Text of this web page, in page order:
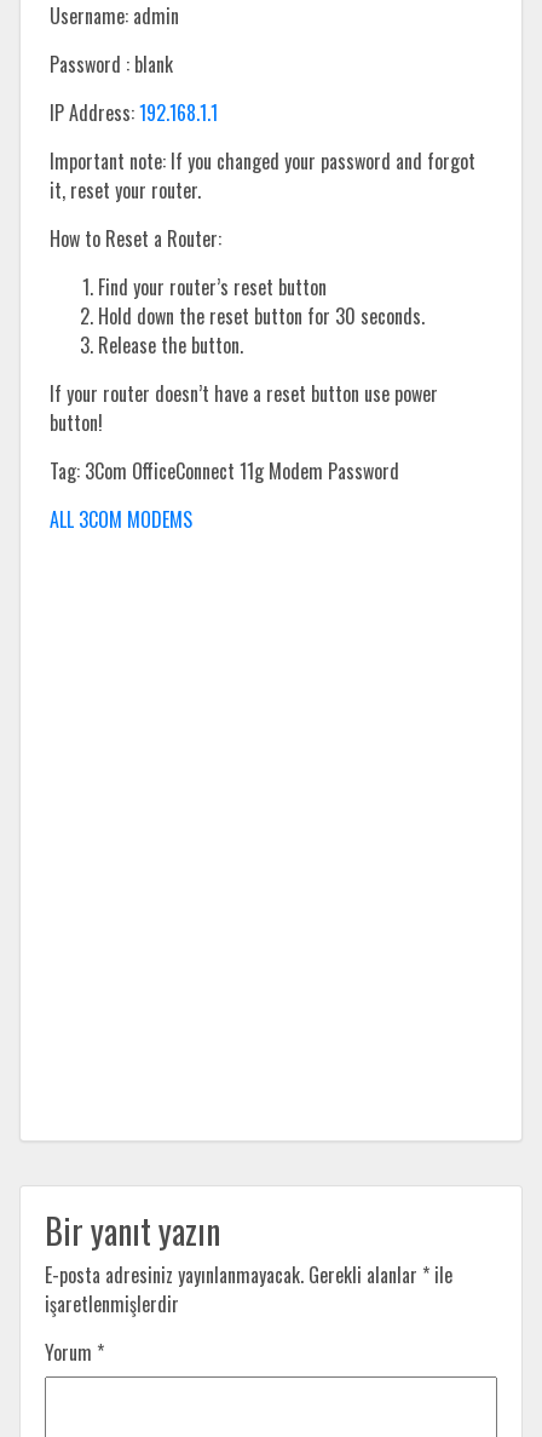
Username: admin
Password : blank
IP Address:192.168.1.1
Important note: If you changed your password and forgot
it, reset your router.
How to Reset a Router:
Find your router’s reset button
Hold down the reset button for 30 seconds.
Release the button.
If your router doesn’t have a reset button use power
button!
Tag: 3Com OfficeConnect 11g Modem Password
ALL 3COM MODEMS
Bir yanıt yazın
E-posta adresiniz yayınlanmayacak. Gerekli alanlar * ile
işaretlenmişlerdir
Yorum *